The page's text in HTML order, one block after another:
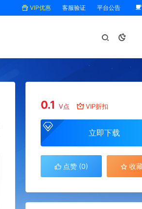
VIP优惠 客服验证 平台公告
0.1 V点 VIP折扣
立即下载
点赞 (0) 收